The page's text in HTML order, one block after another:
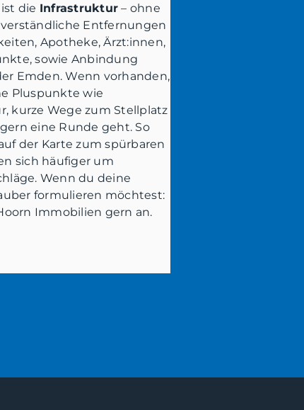
die Infrastruktur – ohne
Entfernungen
Apotheke, Ärzt:innen,
sowie Anbindung
Emden. Wenn vorhanden,
Pluspunkte wie
kurze Wege zum Stellplatz
eine Runde geht. So
der Karte zum spürbaren
sich häufiger um
Wenn du deine
formulieren möchtest:
Immobilien gern an.